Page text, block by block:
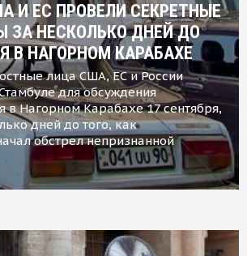
И ЕС ПРОВЕЛИ СЕКРЕТНЫЕ
ЗА НЕСКОЛЬКО ДНЕЙ ДО
В НАГОРНОМ КАРАБАХЕ
лица США, ЕС и России
для обсуждения
в Нагорном Карабахе 17 сентября,
дней до того, как
обстрел непризнанной